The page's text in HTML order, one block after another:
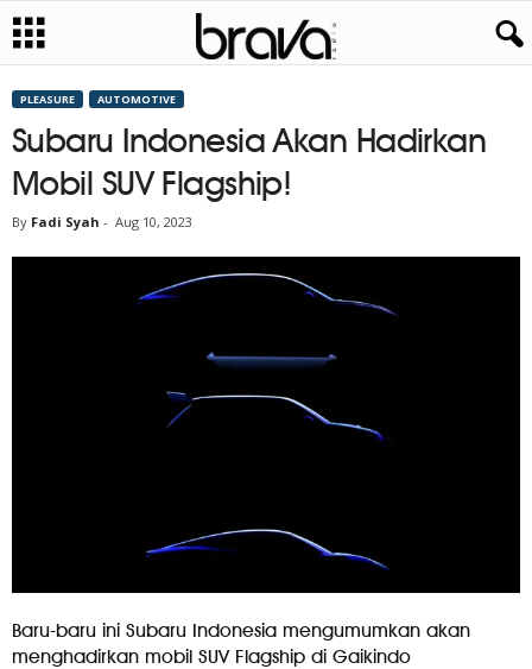
PLEASURE AUTOMOTIVE
Subaru Indonesia Akan Hadirkan
Mobil SUV Flagship!
By Fadi Syah - Aug 10, 2023
Baru-baru ini Subaru Indonesia mengumumkan akan
menghadirkan mobil SUV Flagship di Gaikindo